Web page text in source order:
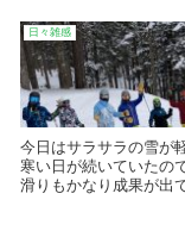
日々雑感
今日はサラサラの雪が
寒い日が続いていたの
滑りもかなり成果が出